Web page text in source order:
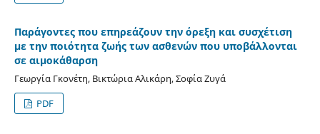
Παράγοντες που επηρεάζουν την όρεξη και συσχέτιση
με την ποιότητα ζωής των ασθενών που υποβάλλονται
σε αιμοκάθαρση
Γεωργία Γκονέτη, Βικτώρια Αλικάρη, Σοφία Ζυγά
PDF